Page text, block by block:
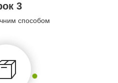
3
способом